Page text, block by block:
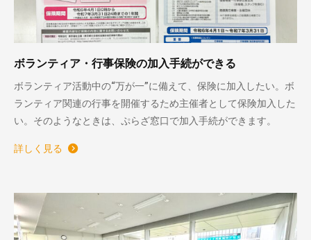
ボランティア・行事保険の加入手続ができる
ボランティア活動中の“万が一”に備えて、保険に加入したい。ボ
ランティア関連の行事を開催するため主催者として保険加入した
い。そのようなときは、ぷらざ窓口で加入手続ができます。
詳しく見る